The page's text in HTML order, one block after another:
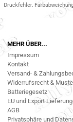
Druckfehler.
MEHR ÜBER...
Impressum
Kontakt
Versand- &
Widerrufsrecht &
Batteriegesetz
EU und Export
AGB
Privatsphäre und